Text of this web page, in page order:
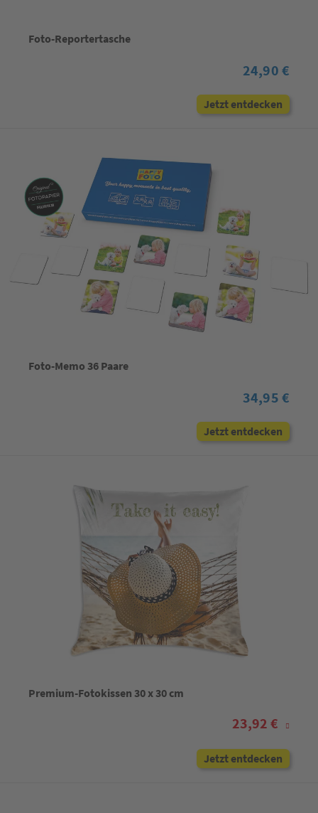
Foto-Reportertasche
24,90 €
Jetzt entdecken
Foto-Memo 36 Paare
34,95 €
Jetzt entdecken
Premium-Fotokissen 30 x 30 cm
23,92 €
Jetzt entdecken